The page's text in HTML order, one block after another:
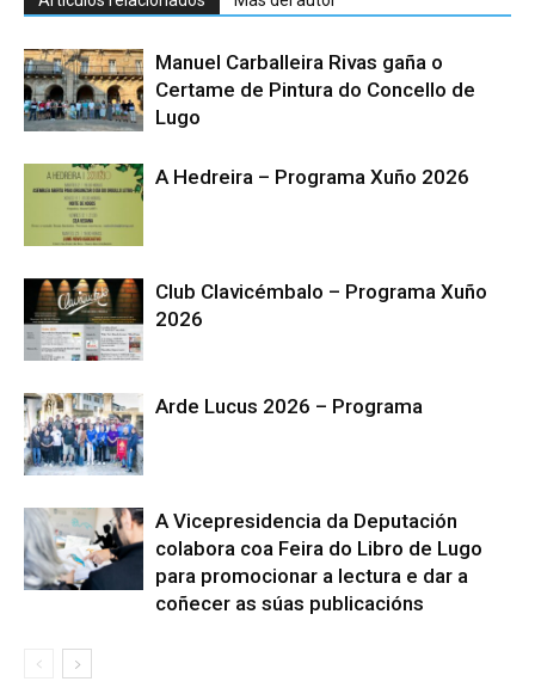
Manuel Carballeira Rivas gaña o
Certame de Pintura do Concello de
Lugo
A Hedreira – Programa Xuño 2026
Club Clavicémbalo – Programa Xuño
2026
Arde Lucus 2026 – Programa
A Vicepresidencia da Deputación
colabora coa Feira do Libro de Lugo
para promocionar a lectura e dar a
coñecer as súas publicacións